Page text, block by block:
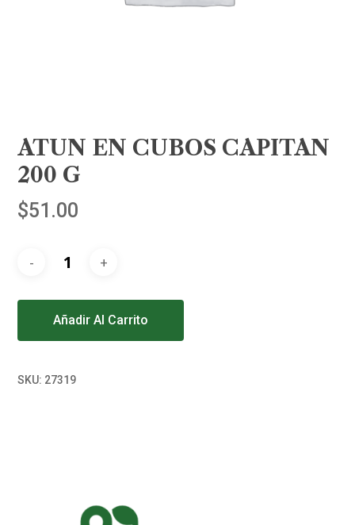
ATUN EN CUBOS CAPITAN
200 G
$51.00
Añadir Al Carrito
SKU: 27319